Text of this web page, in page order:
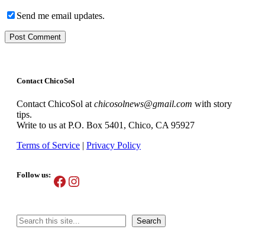
Send me email updates.
Contact ChicoSol
Contact ChicoSol at chicosolnews@gmail.com with story
tips.
Write to us at P.O. Box 5401, Chico, CA 95927
Terms of Service | Privacy Policy
Follow us: Facebook
Instagram
Search Search